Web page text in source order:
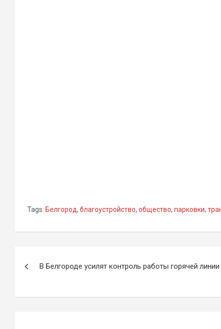
Tags: Белгород, благоустройство, общество, парковки,
записям
В Белгороде усилят контроль работы горячей линии